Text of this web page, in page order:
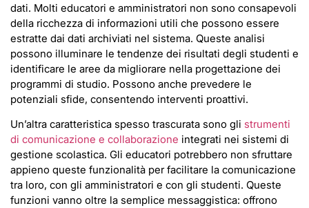
dati. Molti educatori e amministratori non sono consapevoli
della ricchezza di informazioni utili che possono essere
estratte dai dati archiviati nel sistema. Queste analisi
possono illuminare le tendenze dei risultati degli studenti e
identificare le aree da migliorare nella progettazione dei
programmi di studio. Possono anche prevedere le
potenziali sfide, consentendo interventi proattivi.
Un’altra caratteristica spesso trascurata sono gli strumenti
di comunicazione e collaborazione integrati nei sistemi di
gestione scolastica. Gli educatori potrebbero non sfruttare
appieno queste funzionalità per facilitare la comunicazione
tra loro, con gli amministratori e con gli studenti. Queste
funzioni vanno oltre la semplice messaggistica: offrono